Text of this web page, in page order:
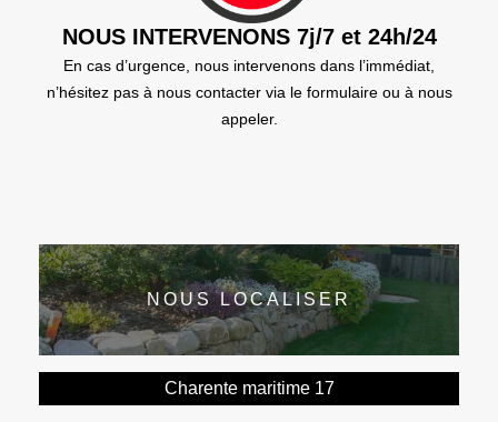
NOUS INTERVENONS 7j/7 et 24h/24
En cas d’urgence, nous intervenons dans l’immédiat,
n’hésitez pas à nous contacter via le formulaire ou à nous
appeler.
NOUS LOCALISER
Charente maritime 17